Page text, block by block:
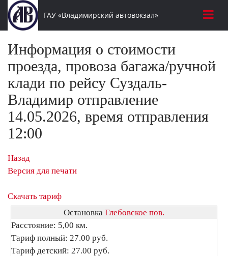
ГАУ «Владимирский автовокзал»
Информация о стоимости
проезда, провоза багажа/ручной
клади по рейсу Суздаль-
Владимир отправление
14.05.2026, время отправления
12:00
Назад
Версия для печати
Скачать тариф
Остановка Глебовское пов.
Расстояние: 5,00 км.
Тариф полный: 27.00 руб.
Тариф детский: 27.00 руб.